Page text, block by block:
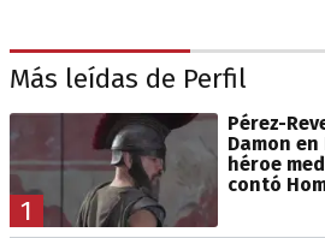
Más leídas de Perfil
1
Pérez-
Damon
héroe
contó